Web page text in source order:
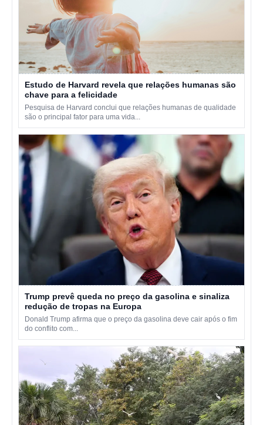
Estudo de Harvard revela que relações humanas são
chave para a felicidade
Pesquisa de Harvard conclui que relações humanas de qualidade
são o principal fator para uma vida...
Trump prevê queda no preço da gasolina e sinaliza
redução de tropas na Europa
Donald Trump afirma que o preço da gasolina deve cair após o fim
do conflito com...